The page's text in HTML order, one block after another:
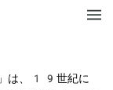
」は、19世紀に